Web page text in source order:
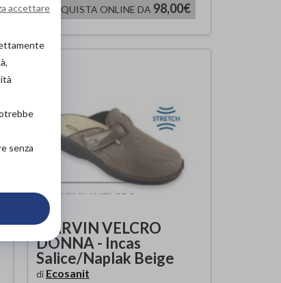
ACQUISTA ONLINE DA 98,00€
MARVIN VELCRO
DONNA - Incas
Salice/Naplak Beige
di Ecosanit
accettare
senza